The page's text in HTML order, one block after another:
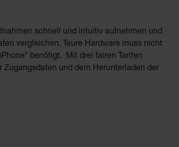
schnell und intuitiv aufnehmen und
vergleichen. Teure Hardware muss nicht
benötigt. Mit drei fairen Tarifen
und dem Herunterladen der